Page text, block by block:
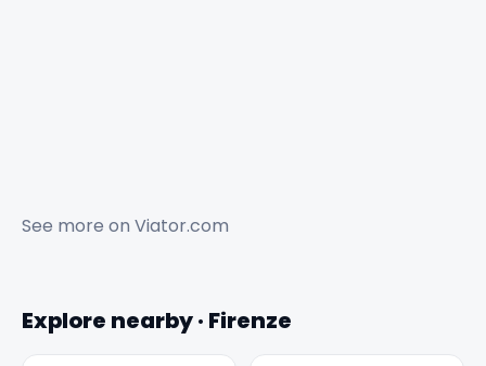
See more on Viator.com
Explore nearby · Firenze